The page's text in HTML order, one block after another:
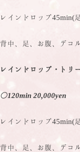
レインドロップ45min(
背中、足、お腹、デコ
レインドロップ・トリ
◯120min 20,000yen
レインドロップ45min(
背中、足、お腹、デコ